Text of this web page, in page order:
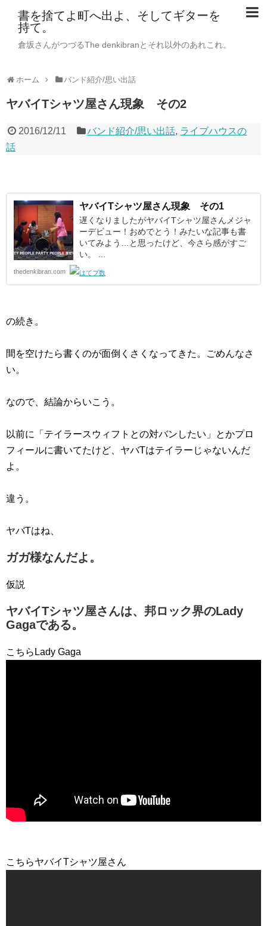
書を捨てよ町へ出よ、そしてギターを
持て。
倉坂さんがつづるThe denkibranとそれ以外のあれこれ。
ホーム バンド紹介/思い出話
ヤバイTシャツ屋さん現象 その2
2016/12/11 バンド紹介/思い出話, ライブハウスの
話
ヤバイTシャツ屋さん現象 その1
遅くなりましたがヤバイTシャツ屋さんメジャ
ーデビュー！おめでとう！みたいな記事も書
いてみよう…と思ったけど、今さら感がすご
い。 ...
thedenkibran.com
の続き。
間を空けたら書くのが面倒くさくなってきた。ごめんなさ
い。
なので、結論からいこう。
以前に「テイラースウィフトとの対バンしたい」とかプロ
フィールに書いてたけど、ヤバTはテイラーじゃないんだ
よ。
違う。
ヤバTはね、
ガガ様なんだよ。
仮説
ヤバイTシャツ屋さんは、邦ロック界のLady
Gagaである。
こちらLady Gaga
こちらヤバイTシャツ屋さん